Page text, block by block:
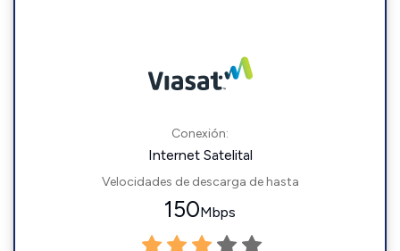
Conexión:
Internet Satelital
Velocidades de descarga de hasta
150Mbps